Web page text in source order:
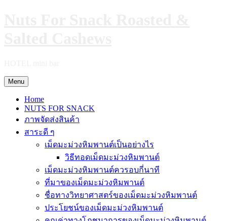
Menu
Home
NUTS FOR SNACK
ภาพจัดส่งสินค้า
สาระดี ๆ
เม็ดมะม่วงหิมพานต์เป็นอย่างไร
วิธีทอดเม็ดมะม่วงหิมพานต์
เม็ดมะม่วงหิมพานต์ควรอบกี่นาที
ที่มาของเม็ดมะม่วงหิมพานต์
ชื่อทางวิทยาศาสตร์ของเม็ดมะม่วงหิมพานต์
ประโยชน์ของเม็ดมะม่วงหิมพานต์